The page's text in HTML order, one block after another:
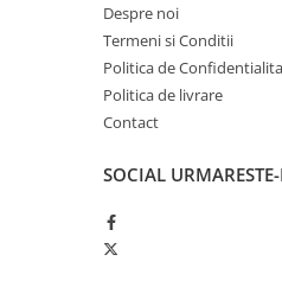
Acoperitori toaleta
Cearceaf hartie & cearceaf hartie
Hartie igienica
Prosoape hartie pliate
Pungi igienice
Role prosop hartie
Despre noi
Termeni si Conditii
Politica de
Politica de livrare
Contact
SOCIAL